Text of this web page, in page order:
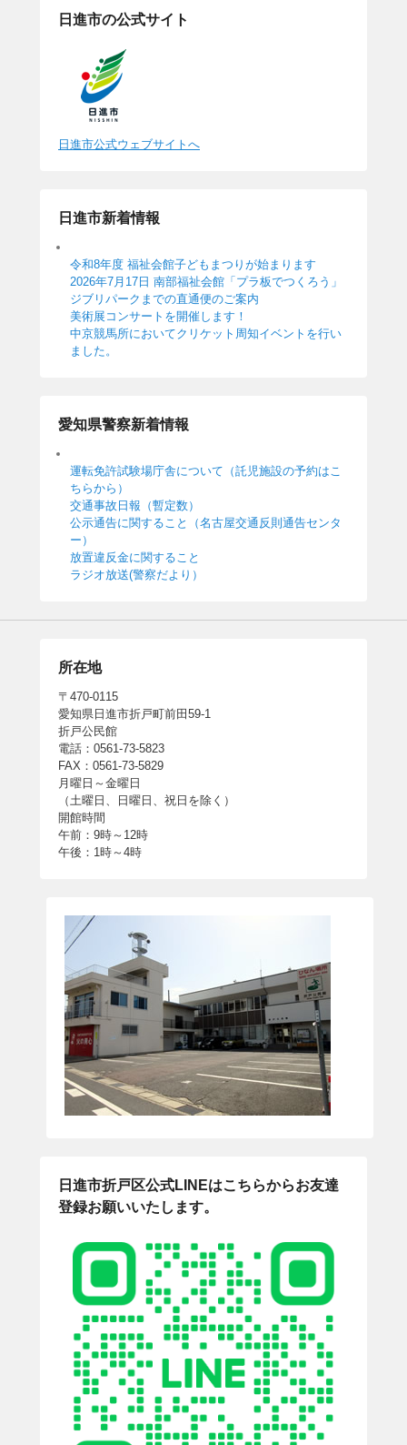
日進市の公式サイト
日進市公式ウェブサイトへ
日進市新着情報
令和8年度 福祉会館子どもまつりが始まります
2026年7月17日 南部福祉会館「プラ板でつくろう」
ジブリパークまでの直通便のご案内
美術展コンサートを開催します！
中京競馬所においてクリケット周知イベントを行い
ました。
愛知県警察新着情報
運転免許試験場庁舎について（託児施設の予約はこ
ちらから）
交通事故日報（暫定数）
公示通告に関すること（名古屋交通反則通告センタ
ー）
放置違反金に関すること
ラジオ放送(警察だより）
所在地
〒470-0115
愛知県日進市折戸町前田59-1
折戸公民館
電話：0561-73-5823
FAX：0561-73-5829
月曜日～金曜日
（土曜日、日曜日、祝日を除く）
開館時間
午前：9時～12時
午後：1時～4時
日進市折戸区公式LINEはこちらからお友達
登録お願いいたします。